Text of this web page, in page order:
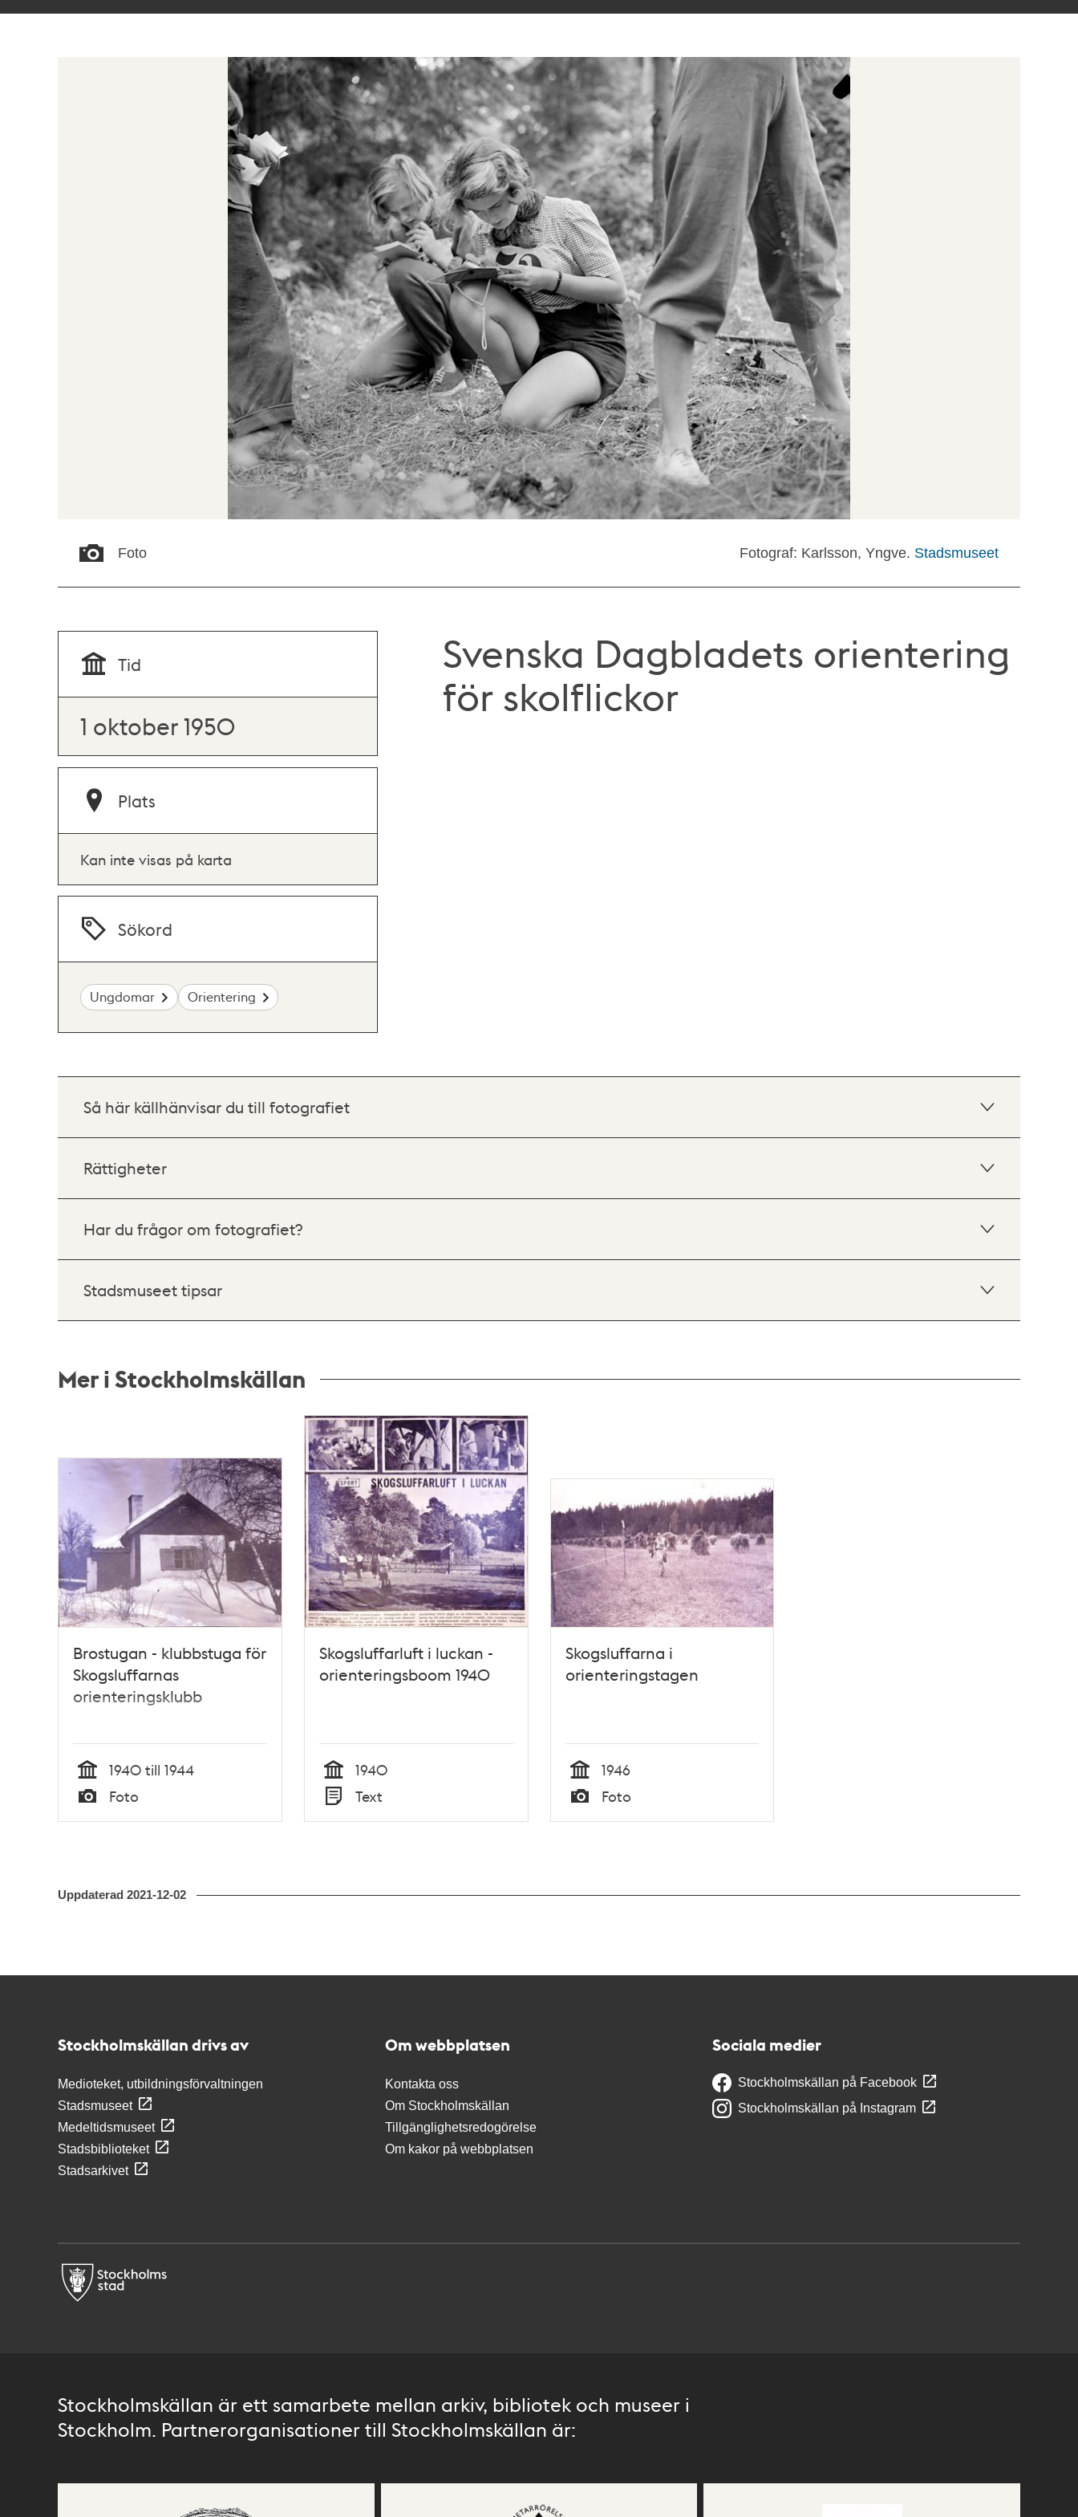
Foto Fotograf: Karlsson, Yngve. Stadsmuseet
Svenska Dagbladets orientering
för skolflickor
Tid
1 oktober 1950
Plats
Kan inte visas på karta
Sökord
Ungdomar Orientering
Så här källhänvisar du till fotografiet
Rättigheter
Har du frågor om fotografiet?
Stadsmuseet tipsar
Mer i Stockholmskällan
Brostugan - klubbstuga för
Skogsluffarnas
orienteringsklubb
Tid
1940 till 1944
Typ
Foto
Skogsluffarluft i luckan -
orienteringsboom 1940
Tid
1940
Typ
Text
Skogsluffarna i
orienteringstagen
Tid
1946
Typ
Foto
Uppdaterad 2021-12-02
Stockholmskällan drivs av
Medioteket, utbildningsförvaltningen
Stadsmuseet
Medeltidsmuseet
Stadsbiblioteket
Stadsarkivet
Om webbplatsen
Kontakta oss
Om Stockholmskällan
Tillgänglighetsredogörelse
Om kakor på webbplatsen
Sociala medier
Stockholmskällan på Facebook
Stockholmskällan på Instagram
Stockholmskällan är ett samarbete mellan arkiv, bibliotek och museer i
Stockholm. Partnerorganisationer till Stockholmskällan är: